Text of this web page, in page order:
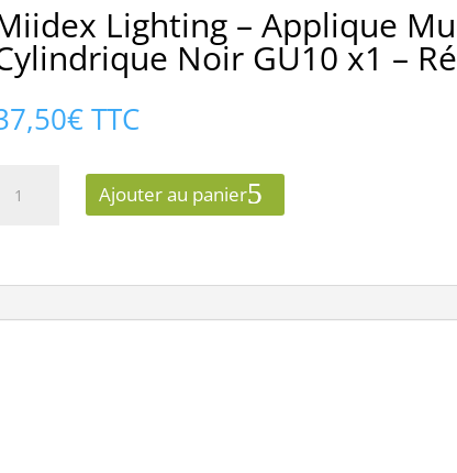
Lighting – Applique
Noir GU10 x1 –
€TTC
Ajouter au panier